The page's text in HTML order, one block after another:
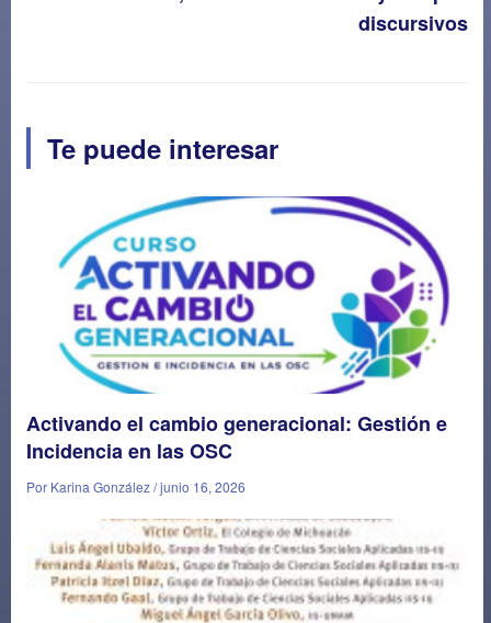
discursivos
Te puede interesar
Activando el cambio generacional: Gestión e
Incidencia en las OSC
Por Karina González / junio 16, 2026